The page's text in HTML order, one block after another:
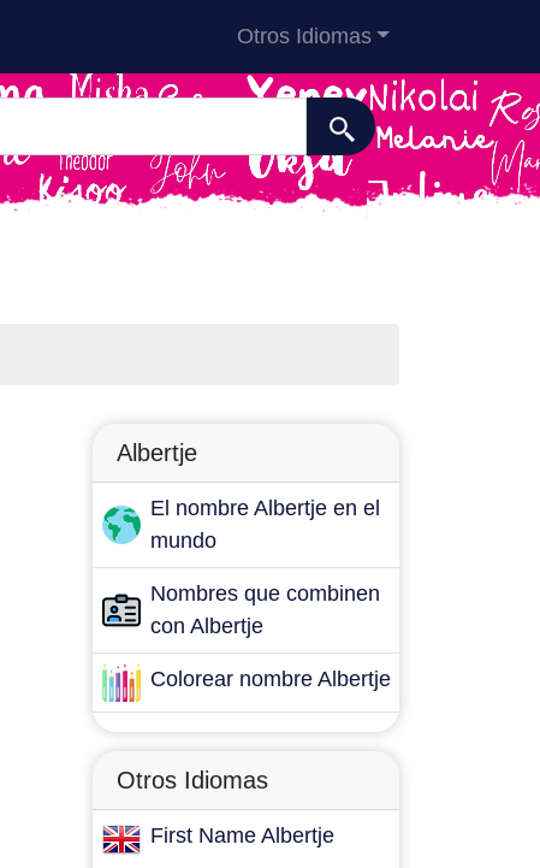
Otros Idiomas
Albertje
El nombre Albertje en el
mundo
Nombres que combinen
con Albertje
Colorear nombre Albertje
Otros Idiomas
First Name Albertje